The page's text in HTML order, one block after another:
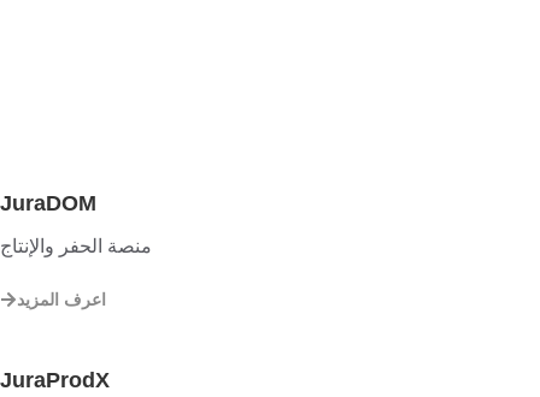
JuraDOM
منصة الحفر والإنتاج
اعرف المزيد
JuraProdX